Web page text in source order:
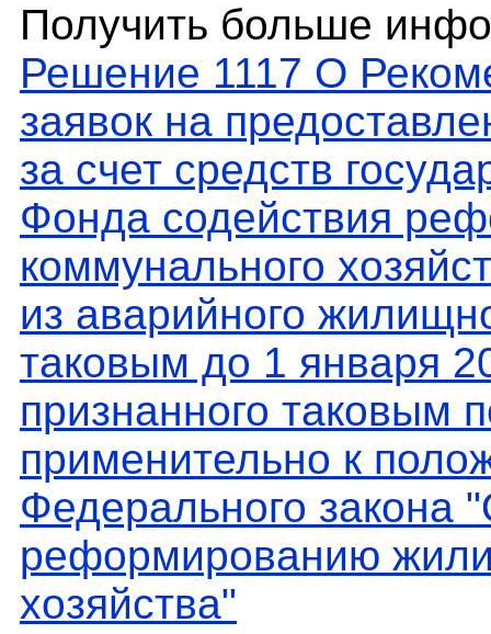
Получить больше
Решение 1117 О
заявок на
за счет средств
Фонда содействия
коммунального
из аварийного
таковым до 1 января
признанного таковым
применительно к
Федерального закона
реформированию
хозяйства"